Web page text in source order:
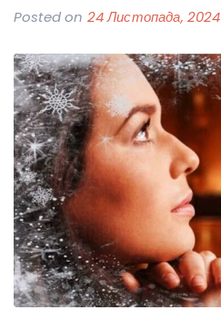
Posted on 24 Листопада, 2024